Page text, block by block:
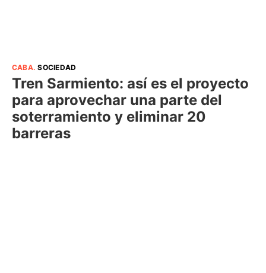
CABA.SOCIEDAD
Tren Sarmiento: así es el proyecto
para aprovechar una parte del
soterramiento y eliminar 20
barreras